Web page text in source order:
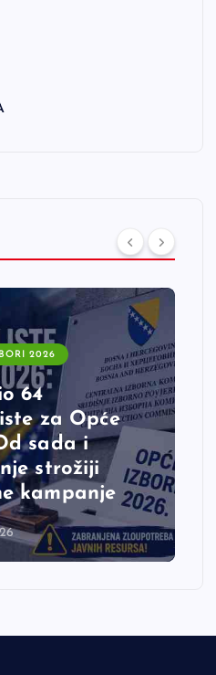
2026
64
za Opće
sada i
strožiji
kampanje